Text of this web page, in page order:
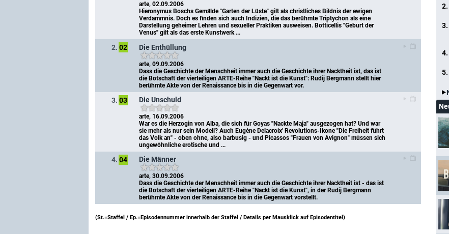
arte, 02.09.2006
Hieronymus Boschs Gemälde "Garten der Lüste" gilt als christliches Bildnis der ewigen
Verdammnis. Doch es finden sich auch Indizien, die das berühmte Triptychon als eine
Darstellung geheimer Lehren und sexueller Praktiken ausweisen. Botticellis "Geburt der
Venus" gilt als das erste Kunstwerk ...
2. 02 Die Enthüllung
arte, 09.09.2006
Dass die Geschichte der Menschheit immer auch die Geschichte ihrer Nacktheit ist, das ist
die Botschaft der vierteiligen ARTE-Reihe "Nackt ist die Kunst": Rudij Bergmann stellt hier
berühmte Akte von der Renaissance bis in die Gegenwart vor.
3. 03 Die Unschuld
arte, 16.09.2006
War es die Herzogin von Alba, die sich für Goyas "Nackte Maja" ausgezogen hat? Und war
sie mehr als nur sein Modell? Auch Eugène Delacroix' Revolutions-Ikone "Die Freiheit führt
das Volk an" - oben ohne, also barbusig - und Picassos "Frauen von Avignon" müssen sich
ungewöhnliche erotische und ...
4. 04 Die Männer
arte, 30.09.2006
Dass die Geschichte der Menschheit immer auch die Geschichte ihrer Nacktheit ist - das ist
die Botschaft der vierteiligen ARTE-Reihe "Nackt ist die Kunst", in der Rudij Bergmann
berühmte Akte von der Renaissance bis in die Gegenwart vorstellt.
(St.=Staffel / Ep.=Episodennummer innerhalb der Staffel / Details per Mausklick auf Episodentitel )